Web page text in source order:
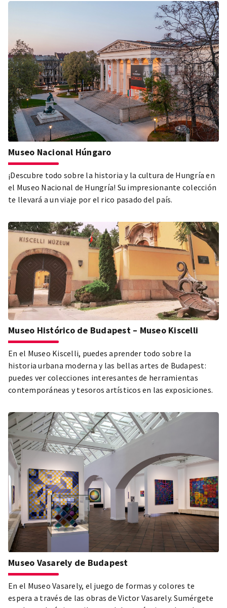
Museo Nacional Húngaro
¡Descubre todo sobre la historia y la cultura de Hungría en
el Museo Nacional de Hungría! Su impresionante colección
te llevará a un viaje por el rico pasado del país.
Museo Histórico de Budapest – Museo Kiscelli
En el Museo Kiscelli, puedes aprender todo sobre la
historia urbana moderna y las bellas artes de Budapest:
puedes ver colecciones interesantes de herramientas
contemporáneas y tesoros artísticos en las exposiciones.
Museo Vasarely de Budapest
En el Museo Vasarely, el juego de formas y colores te
espera a través de las obras de Victor Vasarely. Sumérgete